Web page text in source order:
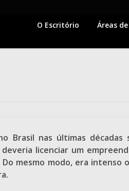
O Escritório Áreas
Brasil nas últimas
licenciar um
mesmo modo, era